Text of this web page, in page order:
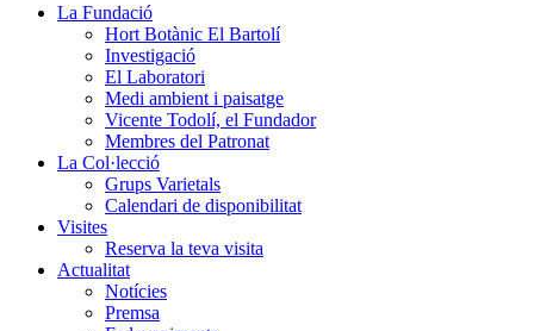
La Fundació
Hort Botànic El Bartolí
Investigació
El Laboratori
Medi ambient i paisatge
Vicente Todolí, el Fundador
Membres del Patronat
La Col·lecció
Grups Varietals
Calendari de disponibilitat
Visites
Reserva la teva visita
Actualitat
Notícies
Premsa